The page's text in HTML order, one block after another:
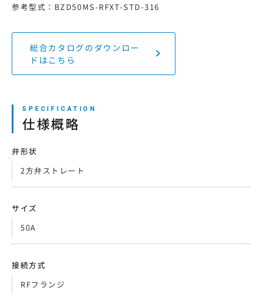
参考型式：BZD50MS-RFXT-STD-316
総合カタログのダウンロー
ドはこちら
仕様概略
弁形状
2方弁ストレート
サイズ
50A
接続方式
RFフランジ